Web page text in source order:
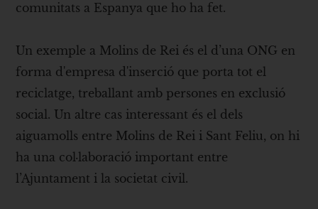
comunitats a Espanya que ho ha fet.
Un exemple a Molins de Rei és el d’una ONG en
forma d'empresa d'inserció que porta tot el
reciclatge, treballant amb persones en exclusió
social. Un altre cas interessant és el dels
aiguamolls entre Molins de Rei i Sant Feliu, on hi
ha una col·laboració important entre
l’Ajuntament i la societat civil.